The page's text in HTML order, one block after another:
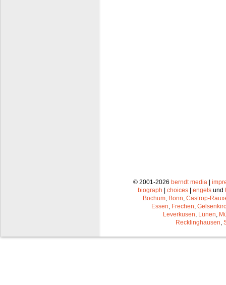
© 2001-2026 berndt media |
biograph | choices | engels und
Bochum Bonn Castrop-
Essen Frechen
Leverkusen Lünen
Recklinghausen